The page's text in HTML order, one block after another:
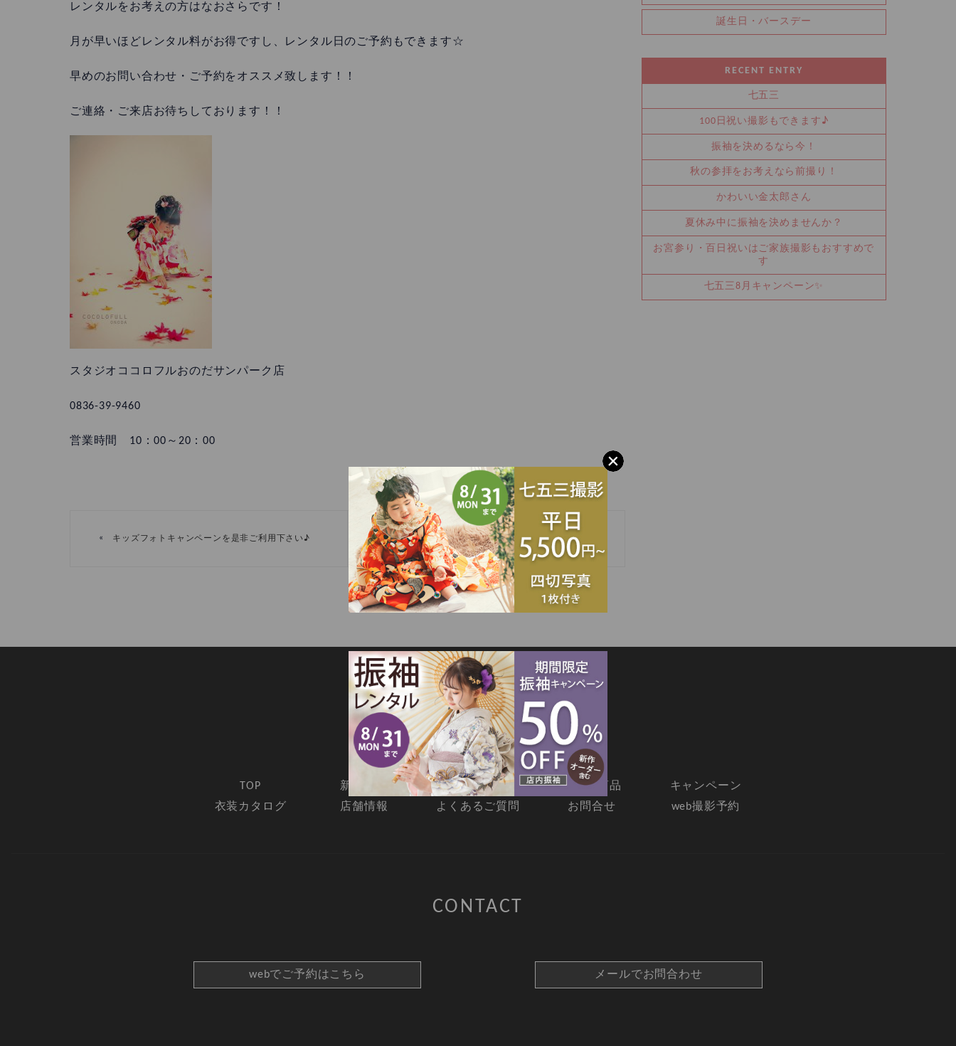
レンタルをお考えの方はなおさらです！
月が早いほどレンタル料がお得ですし、レンタル日のご予約もできます☆
早めのお問い合わせ・ご予約をオススメ致します！！
ご連絡・ご来店お待ちしております！！
スタジオココロフルおのだサンパーク店
0836-39-9460
営業時間 10：00～20：00
« キッズフォトキャンペーンを是非ご利用下さい♪ 7月のお得なキャンペーン終了まであと２日です！
誕生日・バースデー
RECENT ENTRY
七五三
100日祝い撮影もできます♪
振袖を決めるなら今！
秋の参拝をお考えなら前撮り！
かわいい金太郎さん
夏休み中に振袖を決めませんか？
お宮参り・百日祝いはご家族撮影もおすすめで
す
七五三8月キャンペーン✨
SITEMAP
TOP 新着情報 撮影メニュー 料金・商品
キャンペーン
衣装カタログ
店舗情報 よくあるご質問 お問合せ web撮影予約
CONTACT
webでご予約はこちら メールでお問合わせ